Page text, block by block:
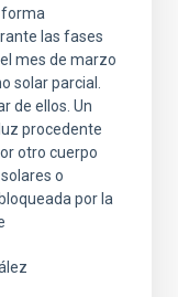
forma
las fases
mes de marzo
solar parcial.
de ellos. Un
procedente
otro cuerpo
o
por la